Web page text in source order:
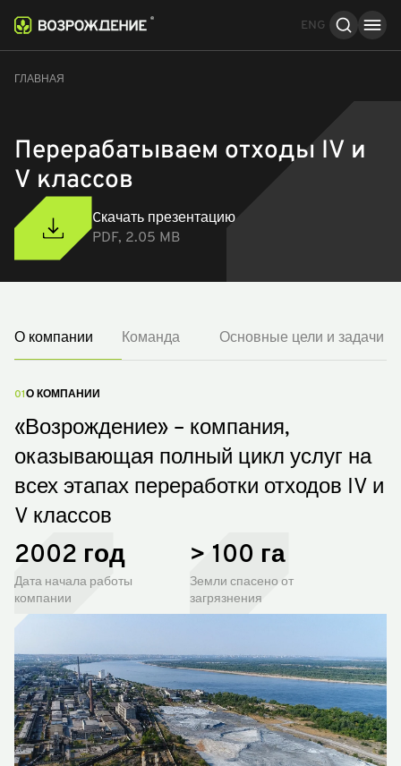
ENG
О компании Команда Основные цели и задачи
ГЛАВНАЯ
Перерабатываем отходы IV и
V классов
Cкачать презентацию
PDF, 2.05 MB
О компании Команда Основные цели и задачи
01 О КОМПАНИИ
«Возрождение» – компания,
оказывающая полный цикл услуг на
всех этапах переработки отходов IV и
V классов
2002 год
Дата начала работы
компании
> 100 га
Земли спасено от
загрязнения